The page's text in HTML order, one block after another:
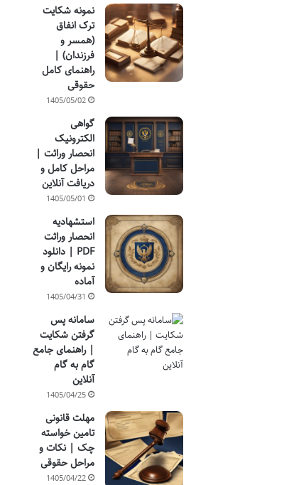
نمونه شکایت
ترک انفاق
(همسر و
فرزندان) |
راهنمای کامل
حقوقی
1405/05/02
گواهی
الکترونیک
انحصار وراثت |
مراحل کامل و
دریافت آنلاین
1405/05/01
استشهادیه
انحصار وراثت
PDF | دانلود
نمونه رایگان و
آماده
1405/04/31
سامانه پس
گرفتن شکایت
| راهنمای جامع
گام به گام
آنلاین
1405/04/25
مهلت قانونی
تامین خواسته
چک | نکات و
مراحل حقوقی
1405/04/22